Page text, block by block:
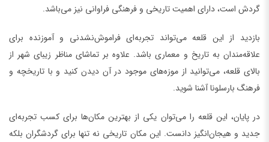
گردش است، دارای اهمیت تاریخی و فرهنگی فراوانی نیز می‌باشد.
بازدید از این قلعه می‌تواند تجربه‌ای فراموش‌نشدنی و آموزنده برای
علاقه‌مندان به تاریخ و معماری باشد. علاوه بر تماشای مناظر زیبای شهر از
بالای قلعه، می‌توانید از موزه‌های موجود در آن دیدن کنید و با تاریخچه و
فرهنگ بارسلونا آشنا شوید.
در پایان، این قلعه را می‌توان یکی از بهترین مکان‌ها برای کسب تجربه‌ای
جدید و هیجان‌انگیز دانست. این مکان تاریخی نه تنها برای گردشگران بلکه